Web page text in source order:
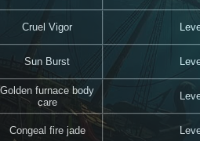
Cruel Vigor
Sun Burst
Golden furnace body
care
Congeal fire jade